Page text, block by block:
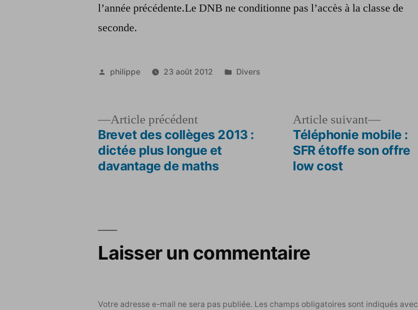
l’année précédente.Le DNB ne conditionne pas l’accès à la classe de
seconde.
Publié
philippe 23 août 2012
Publié
Divers
Navigation
Article précédentArticle
précédent :
Brevet des collèges 2013 :
dictée plus longue et
davantage de maths
Article suivant
Article
suivant :
Téléphonie mobile :
SFR étoffe son offre
low cost
Laisser un commentaire
Votre adresse e-mail ne sera pas publiée. Les champs obligatoires sont indiqués avec